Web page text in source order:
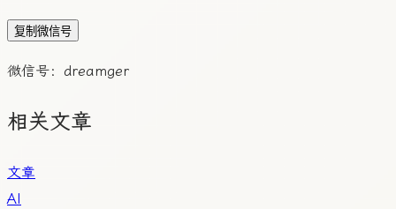
复制微信号
微信号： dreamger
相关文章
文章
AI